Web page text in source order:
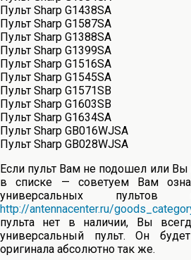
Пульт Sharp G1438SA
Пульт Sharp G1587SA
Пульт Sharp G1388SA
Пульт Sharp G1399SA
Пульт Sharp G1516SA
Пульт Sharp G1545SA
Пульт Sharp G1571SB
Пульт Sharp G1603SB
Пульт Sharp G1634SA
Пульт Sharp GB016WJSA
Пульт Sharp GB028WJSA
Если пульт Вам не подошел или
в списке — советуем Вам
универсальных
http://antennacenter.ru/
пульта нет в наличии, Вы
универсальный пульт. Он
оригинала абсолютно так же.